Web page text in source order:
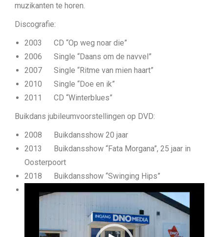
muzikanten te horen.
Discografie:
2003 CD “Op weg noar die”
2006 Single “Daans om de navvel”
2007 Single “Ritme van mien haart”
2010 Single “Doe en ik”
2011 CD “Winterblues”
Buikdans jubileumvoorstellingen op DVD:
2008
Buikdansshow 20 jaar
2013 Buikdansshow “Fata Morgana”, 25 jaar in
Oosterpoort
2018 Buikdansshow “Swinging Hips”